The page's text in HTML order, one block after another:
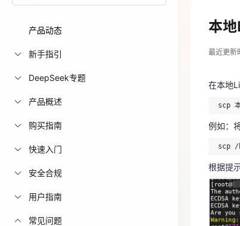
企业
助力您
爆款
免费活动
免费
多款云
产品动态
新手指引
DeepSeek专题
产品概述
购买指南
快速入门
安全合规
用户指南
常见问题
本
最近更
在本地
在本地
scp
例如：
scp /
根据提